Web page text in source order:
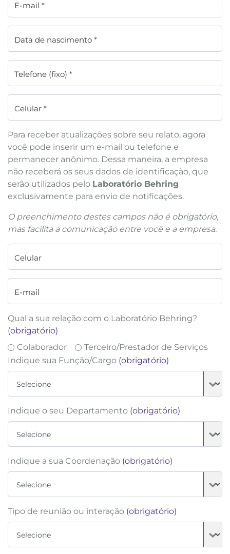
E-mail *
Data de nascimento *
Telefone (fixo) *
Celular *
Para receber atualizações sobre seu relato, agora
você pode inserir um e-mail ou telefone e
permanecer anônimo. Dessa maneira, a empresa
não receberá os seus dados de identificação, que
serão utilizados pelo Laboratório Behring
exclusivamente para envio de notificações.
O preenchimento destes campos não é obrigatório,
mas facilita a comunicação entre você e a empresa.
Celular
E-mail
Qual a sua relação com o Laboratório Behring?
(obrigatório)
Colaborador
Terceiro/Prestador de Serviços
Indique sua Função/Cargo (obrigatório)
Indique o seu Departamento (obrigatório)
Indique a sua Coordenação (obrigatório)
Tipo de reunião ou interação (obrigatório)